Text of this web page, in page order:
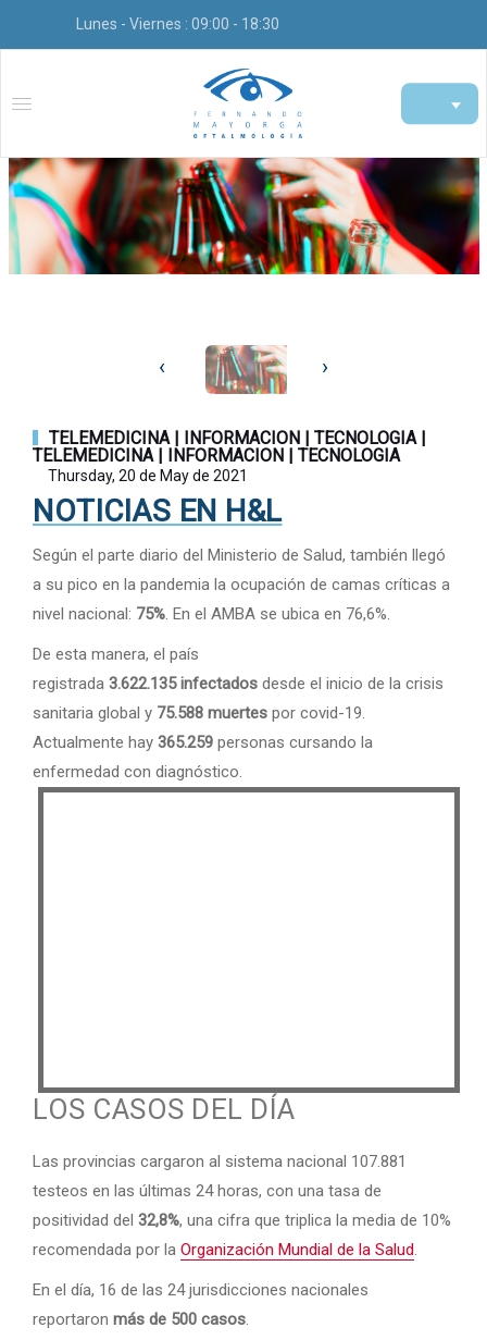
Lunes - Viernes : 09:00 - 18:30
‹ ›
TELEMEDICINA | INFORMACION | TECNOLOGIA |
TELEMEDICINA | INFORMACION | TECNOLOGIA
Thursday, 20 de May de 2021
NOTICIAS EN H&L
Según el parte diario del Ministerio de Salud, también llegó
a su pico en la pandemia la ocupación de camas críticas a
nivel nacional: 75%. En el AMBA se ubica en 76,6%.
De esta manera, el país
registrada 3.622.135infectados desde el inicio de la crisis
sanitaria global y 75.588​ muertes por covid-19.
Actualmente hay 365.259 personas cursando la
enfermedad con diagnóstico.
LOS CASOS DEL DÍA
Las provincias cargaron al sistema nacional 107.881
testeos en las últimas 24 horas, con una tasa de
positividad del 32,8%, una cifra que triplica la media de 10%
recomendada por la Organización Mundial de la Salud.
En el día, 16 de las 24 jurisdicciones nacionales
reportaron más de 500 casos.